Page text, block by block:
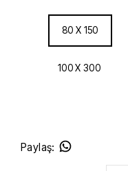
80 X 150
100 X 300
Paylaş: